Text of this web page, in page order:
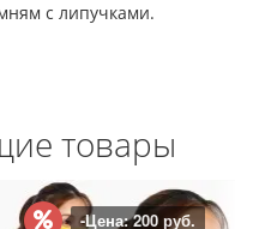
с липучками.
товары